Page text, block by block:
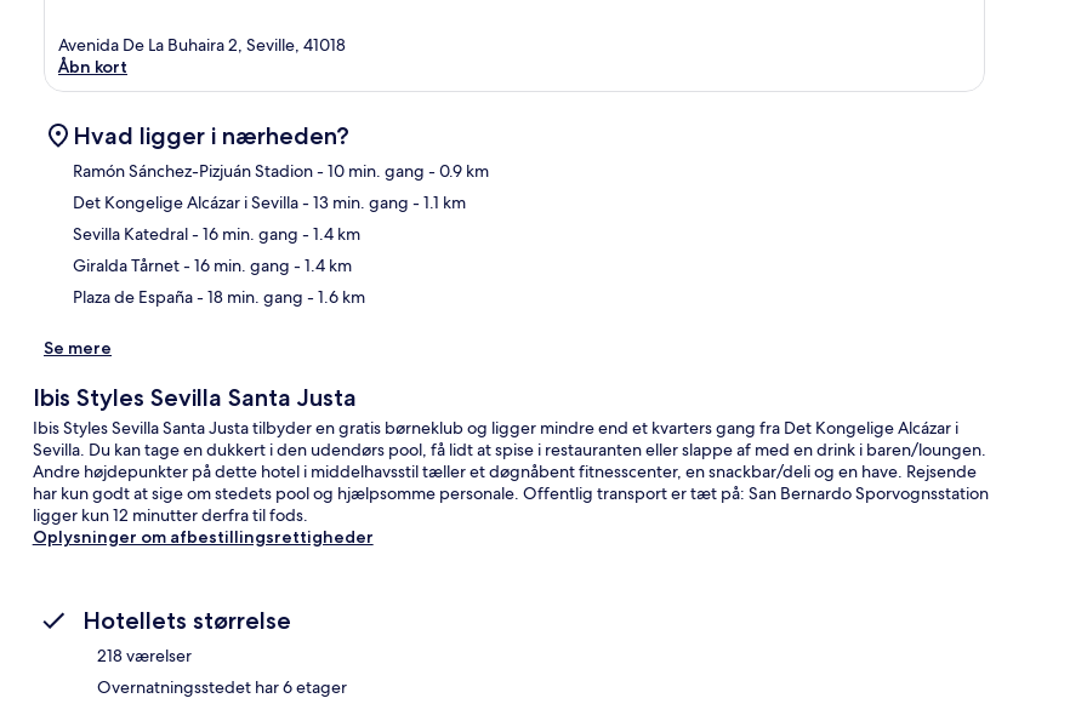
Avenida De La Buhaira 2, Seville, 41018
Åbn kort
Hvad ligger i nærheden?
Ramón Sánchez-Pizjuán Stadion- 10 min. gang - 0.9 km
Det Kongelige Alcázar i Sevilla- 13 min. gang - 1.1 km
Sevilla Katedral- 16 min. gang - 1.4 km
Giralda Tårnet- 16 min. gang - 1.4 km
Plaza de España- 18 min. gang - 1.6 km
Se mere
Ibis Styles Sevilla Santa Justa
Ibis Styles Sevilla Santa Justa tilbyder en gratis børneklub og ligger mindre end et kvarters gang fra Det Kongelige Alcázar i
Sevilla. Du kan tage en dukkert i den udendørs pool, få lidt at spise i restauranten eller slappe af med en drink i baren/loungen.
Andre højdepunkter på dette hotel i middelhavsstil tæller et døgnåbent fitnesscenter, en snackbar/deli og en have. Rejsende
har kun godt at sige om stedets pool og hjælpsomme personale. Offentlig transport er tæt på: San Bernardo Sporvognsstation
ligger kun 12 minutter derfra til fods.
Oplysninger om afbestillingsrettigheder
Hotellets størrelse
218 værelser
Overnatningsstedet har 6 etager